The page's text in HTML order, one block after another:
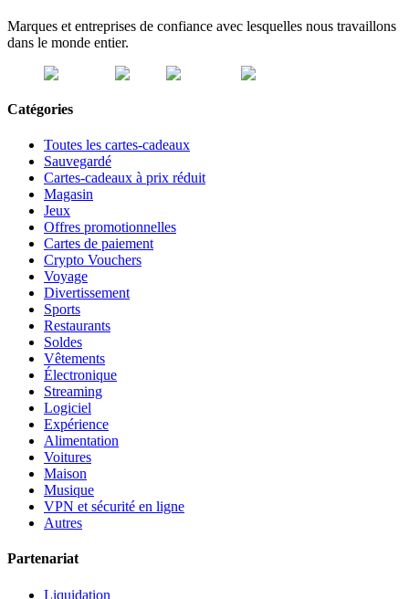
Marques et entreprises de confiance avec lesquelles nous travaillons
dans le monde entier.
Catégories
Toutes les cartes-cadeaux
Sauvegardé
Cartes-cadeaux à prix réduit
Magasin
Jeux
Offres promotionnelles
Cartes de paiement
Crypto Vouchers
Voyage
Divertissement
Sports
Restaurants
Soldes
Vêtements
Électronique
Streaming
Logiciel
Expérience
Alimentation
Voitures
Maison
Musique
VPN et sécurité en ligne
Autres
Partenariat
Liquidation